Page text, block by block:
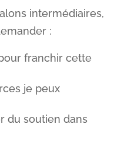
intermédiaires,
:
franchir cette
je peux
du soutien dans